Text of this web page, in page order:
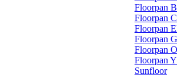
Floorpan
Floorpan
Floorpan
Floorpan
Floorpan
Floorpan
Sunfloor